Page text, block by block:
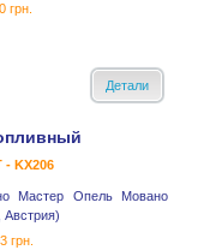
грн.
Детали
- KX206
Мастер Опель Мовано
Австрия)
грн.